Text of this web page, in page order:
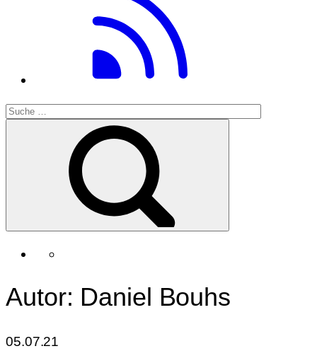
Autor: Daniel Bouhs
05.07.21